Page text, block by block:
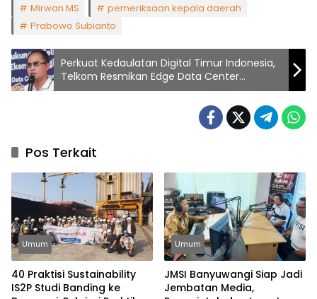
Mirwan MS
pemeriksaan kepala daerah
Prabowo Subianto
Perkuat Kedaulatan Digital Timur Indonesia,
Telkom Resmikan Edge Data Center
neuCentrIX di Jayapura
Pos Terkait
Umum
40 Praktisi Sustainability
IS2P Studi Banding ke
Umum
JMSI Banyuwangi Siap Jadi
Jembatan Media,